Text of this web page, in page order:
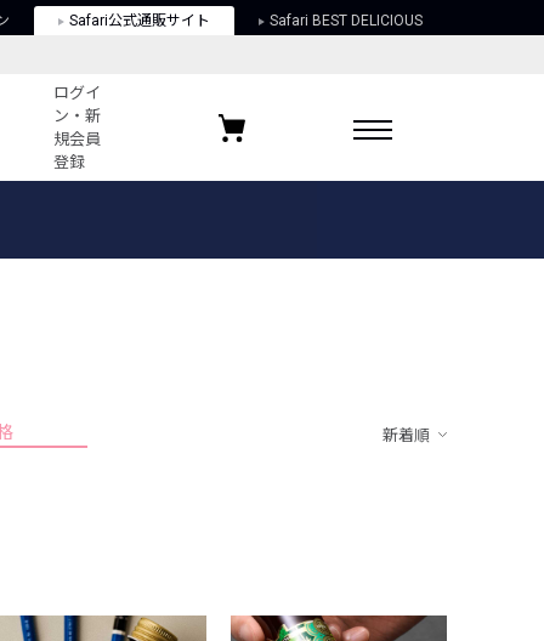
Safari公式通販サイト Safari BEST DELICIOUS
ログイ
ン・新
規会員
登録
シー
お気に入りブランド
新着順